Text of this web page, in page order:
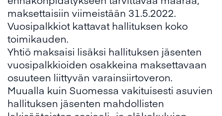
maksettaisiin viimeistään 31.5.2022.
Vuosipalkkiot kattavat hallituksen koko
toimikauden.
Yhtiö maksaisi lisäksi hallituksen jäsenten
vuosipalkkioiden osakkeina maksettavaan
osuuteen liittyvän varainsiirtoveron.
Muualla kuin Suomessa vakituisesti asuvien
hallituksen jäsenten mahdollisten